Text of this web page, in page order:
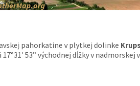
pahorkatine v plytkej dolinke
17°31′ 53” východnej dĺžky v